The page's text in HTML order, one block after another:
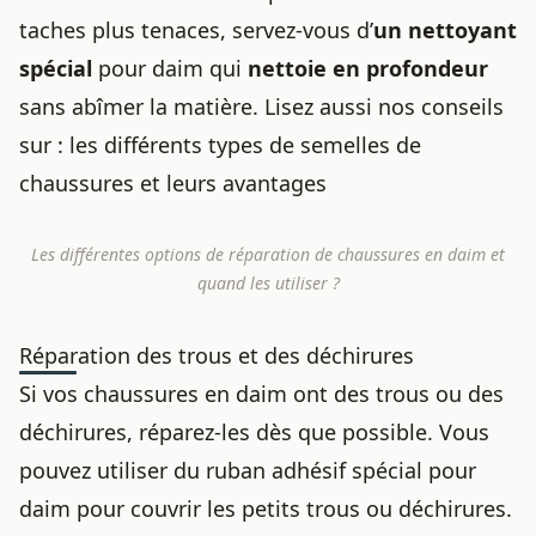
taches plus tenaces, servez-vous d’un nettoyant
spécial pour daim qui nettoie en profondeur
sans abîmer la matière. Lisez aussi nos conseils
sur : les différents types de semelles de
chaussures et leurs avantages
Les différentes options de réparation de chaussures en daim et
quand les utiliser ?
Réparation des trous et des déchirures
Si vos chaussures en daim ont des trous ou des
déchirures, réparez-les dès que possible. Vous
pouvez utiliser du ruban adhésif spécial pour
daim pour couvrir les petits trous ou déchirures.